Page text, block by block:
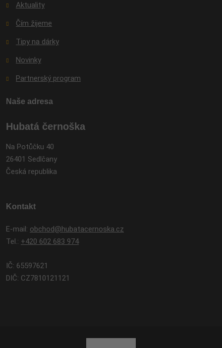
Aktuality
Čím žijeme
Tipy na dárky
Novinky
Partnerský program
Naše adresa
Hubatá černoška
Na Potůčku 40
26401 Sedlčany
Česká republika
Kontakt
E-mail: obchod@hubatacernoska.cz
Tel.: +420 602 683 974
IČ: 65597621
DIČ: CZ7810121121